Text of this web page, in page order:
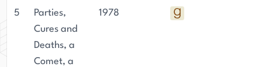
5
Parties,
Cures and
Deaths, a
Comet, a
1978